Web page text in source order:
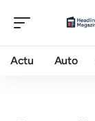
Actu Auto